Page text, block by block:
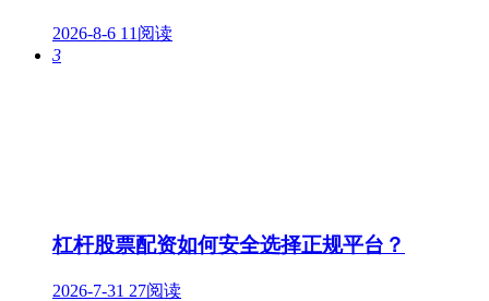
2026-8-6 11阅读
3
杠杆股票配资如何安全选择正规平台？
2026-7-31 27阅读